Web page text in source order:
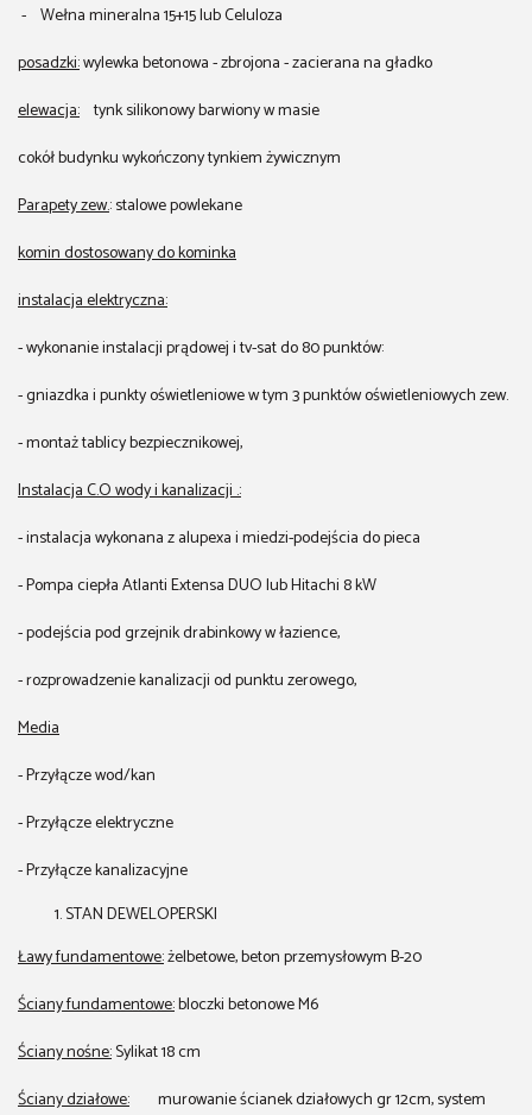
- Wełna mineralna 15+15 lub Celuloza
posadzki:wylewka betonowa - zbrojona - zacierana na gładko
elewacja: tynk silikonowy barwiony w masie
cokół budynku wykończony tynkiem żywicznym
Parapety zew.: stalowe powlekane
komin dostosowany do kominka
instalacja elektryczna:
- wykonanie instalacji prądowej i tv-sat do 80 punktów:
- gniazdka i punkty oświetleniowe w tym 3 punktów oświetleniowych zew.
- montaż tablicy bezpiecznikowej,
Instalacja C.O wody i kanalizacji .:
- instalacja wykonana z alupexa i miedzi-podejścia do pieca
- Pompa ciepła Atlanti Extensa DUO lub Hitachi 8 kW
- podejścia pod grzejnik drabinkowy w łazience,
- rozprowadzenie kanalizacji od punktu zerowego,
Media
- Przyłącze wod/kan
- Przyłącze elektryczne
- Przyłącze kanalizacyjne
STAN DEWELOPERSKI
Ławy fundamentowe:żelbetowe, beton przemysłowym B-20
Ściany fundamentowe:bloczki betonowe M6
Ściany nośne:Sylikat 18 cm
Ściany działowe: murowanie ścianek działowych gr 12cm, system